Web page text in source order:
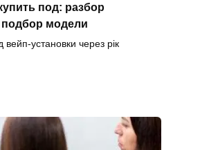
под: разбор
модели
вейп-установки через рік